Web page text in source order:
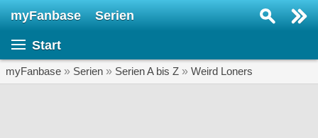
myFanbase Serien
Start
myFanbase » Serien » Serien A bis Z » Weird Loners
SERIEN